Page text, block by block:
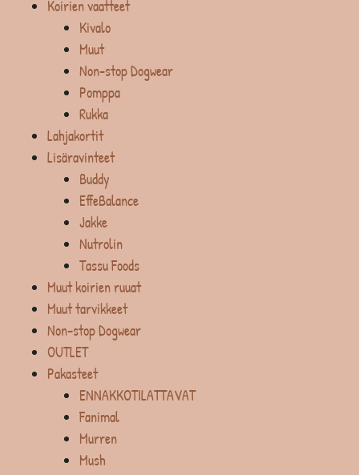
Koirien vaatteet
Kivalo
Muut
Non-stop Dogwear
Pomppa
Rukka
Lahjakortit
Lisäravinteet
Buddy
EffeBalance
Jakke
Nutrolin
Tassu Foods
Muut koirien ruuat
Muut tarvikkeet
Non-stop Dogwear
OUTLET
Pakasteet
ENNAKKOTILATTAVAT
Fanimal
Murren
Mush